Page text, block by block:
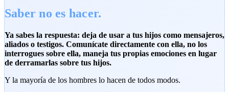
Saber no es hacer.
Ya sabes la respuesta: deja de usar a tus hijos como mensajeros,
aliados o testigos. Comunícate directamente con ella, no los
interrogues sobre ella, maneja tus propias emociones en lugar
de derramarlas sobre tus hijos.
Y la mayoría de los hombres lo hacen de todos modos.